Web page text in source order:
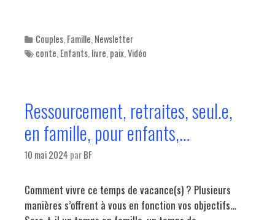
Categories
Couples, Famille, Newsletter
Tags
conte, Enfants, livre, paix,Vidéo
Ressourcement, retraites, seul.e,
en famille, pour enfants,…
10 mai 2024 parBF
Comment vivre ce temps de vacance(s) ? Plusieurs
manières s’offrent à vous en fonction vos objectifs…